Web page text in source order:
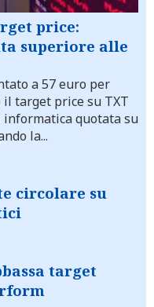
price:
superiore alle
a 57 euro per
target price su TXT
quotata su
la...
circolare su
target